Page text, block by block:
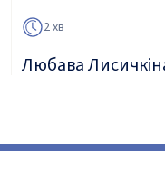
2 хв
Любава